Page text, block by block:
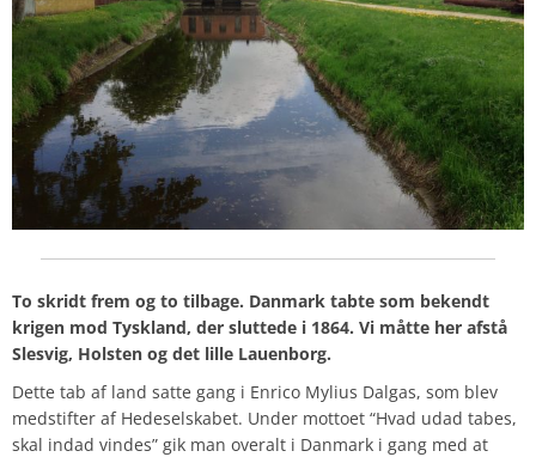
To skridt frem og to tilbage. Danmark tabte som bekendt
krigen mod Tyskland, der sluttede i 1864. Vi måtte her afstå
Slesvig, Holsten og det lille Lauenborg.
Dette tab af land satte gang i Enrico Mylius Dalgas, som blev
medstifter af Hedeselskabet. Under mottoet “Hvad udad tabes,
skal indad vindes” gik man overalt i Danmark i gang med at